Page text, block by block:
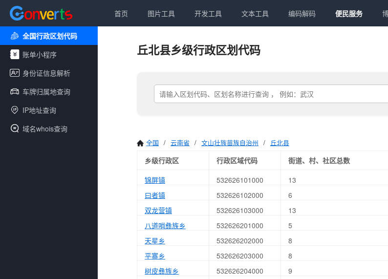
首页 图片工具 开发工具 文本工具 编码解码 便民服务
全国行政区划代码
账单小程序
身份证信息解析
车牌归属地查询
IP地址查询
域名whois查询
丘北县乡级行政区划代码
全国 / 云南省 / 文山壮族苗族自治州 / 丘北县
乡级行政区 行政区域代码
街道、村、社区总数
锦屏镇
532626101000
13
曰者镇
532626102000
6
双龙营镇
532626103000
13
八道哨彝族乡
532626201000
5
天星乡
532626202000
8
平寨乡
532626203000
8
树皮彝族乡
532626204000
9